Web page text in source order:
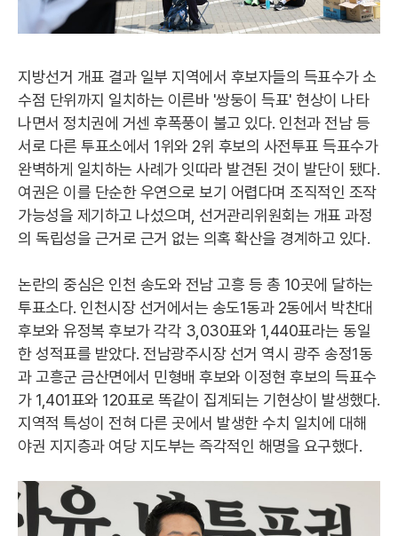
지방선거 개표 결과 일부 지역에서 후보자들의 득표수가 소
수점 단위까지 일치하는 이른바 '쌍둥이 득표' 현상이 나타
나면서 정치권에 거센 후폭풍이 불고 있다. 인천과 전남 등
서로 다른 투표소에서 1위와 2위 후보의 사전투표 득표수가
완벽하게 일치하는 사례가 잇따라 발견된 것이 발단이 됐다.
여권은 이를 단순한 우연으로 보기 어렵다며 조직적인 조작
가능성을 제기하고 나섰으며, 선거관리위원회는 개표 과정
의 독립성을 근거로 근거 없는 의혹 확산을 경계하고 있다.
논란의 중심은 인천 송도와 전남 고흥 등 총 10곳에 달하는
투표소다. 인천시장 선거에서는 송도1동과 2동에서 박찬대
후보와 유정복 후보가 각각 3,030표와 1,440표라는 동일
한 성적표를 받았다. 전남광주시장 선거 역시 광주 송정1동
과 고흥군 금산면에서 민형배 후보와 이정현 후보의 득표수
가 1,401표와 120표로 똑같이 집계되는 기현상이 발생했다.
지역적 특성이 전혀 다른 곳에서 발생한 수치 일치에 대해
야권 지지층과 여당 지도부는 즉각적인 해명을 요구했다.